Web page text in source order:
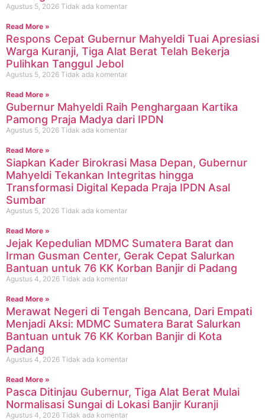
Agustus 5, 2026 Tidak ada komentar
Read More »
Respons Cepat Gubernur Mahyeldi Tuai Apresiasi
Warga Kuranji, Tiga Alat Berat Telah Bekerja
Pulihkan Tanggul Jebol
Agustus 5, 2026 Tidak ada komentar
Read More »
Gubernur Mahyeldi Raih Penghargaan Kartika
Pamong Praja Madya dari IPDN
Agustus 5, 2026 Tidak ada komentar
Read More »
Siapkan Kader Birokrasi Masa Depan, Gubernur
Mahyeldi Tekankan Integritas hingga
Transformasi Digital Kepada Praja IPDN Asal
Sumbar
Agustus 5, 2026 Tidak ada komentar
Read More »
Jejak Kepedulian MDMC Sumatera Barat dan
Irman Gusman Center, Gerak Cepat Salurkan
Bantuan untuk 76 KK Korban Banjir di Padang
Agustus 4, 2026 Tidak ada komentar
Read More »
Merawat Negeri di Tengah Bencana, Dari Empati
Menjadi Aksi: MDMC Sumatera Barat Salurkan
Bantuan untuk 76 KK Korban Banjir di Kota
Padang
Agustus 4, 2026 Tidak ada komentar
Read More »
Pasca Ditinjau Gubernur, Tiga Alat Berat Mulai
Normalisasi Sungai di Lokasi Banjir Kuranji
Agustus 4, 2026 Tidak ada komentar